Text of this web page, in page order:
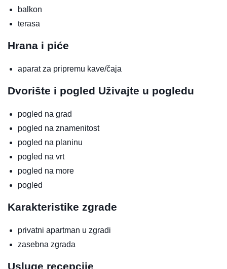
balkon
terasa
Hrana i piće
aparat za pripremu kave/čaja
Dvorište i pogled Uživajte u pogledu
pogled na grad
pogled na znamenitost
pogled na planinu
pogled na vrt
pogled na more
pogled
Karakteristike zgrade
privatni apartman u zgradi
zasebna zgrada
Usluge recepcije